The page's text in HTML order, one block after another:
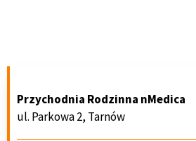
Przychodnia Rodzinna nMedica
ul. Parkowa 2, Tarnów